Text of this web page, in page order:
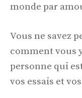
monde par
Vous ne savez
comment vous
personne qui
vos essais et